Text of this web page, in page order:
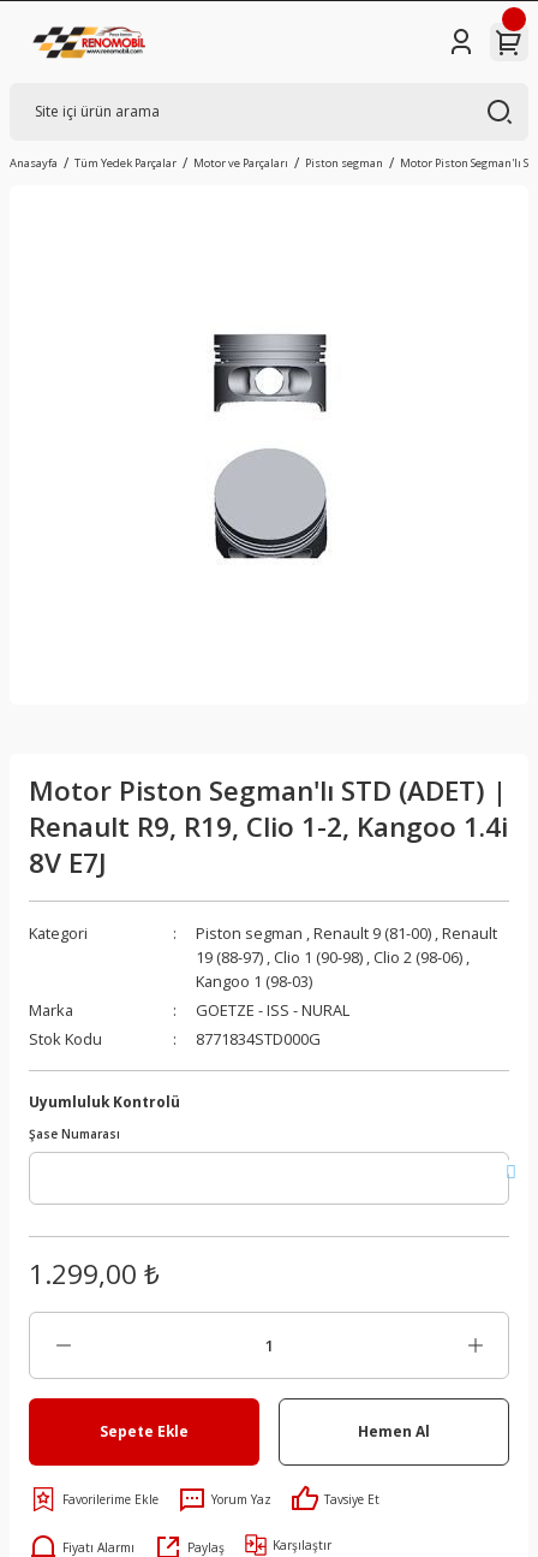
Anasayfa Tüm Yedek Parçalar Motor ve Parçaları Piston segman Motor Piston Segman'lı
Motor Piston Segman'lı STD (ADET) |
Renault R9, R19, Clio 1-2, Kangoo 1.4i
8V E7J
Kategori Piston segman ,Renault 9 (81-00) ,Renault
19 (88-97) , Clio 1 (90-98) , Clio 2 (98-06) ,
Kangoo 1 (98-03)
Marka
GOETZE - ISS - NURAL
Stok Kodu
8771834STD000G
Uyumluluk Kontrolü
Şase Numarası
1.299,00 ₺
Sepete Ekle Hemen Al
Yorum Yaz Tavsiye Et
Fiyatı Alarmı Paylaş Karşılaştır